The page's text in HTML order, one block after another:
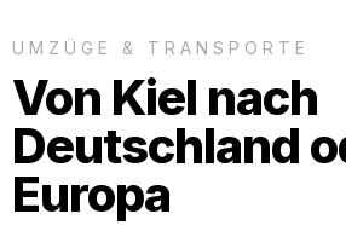
UMZÜGE & TRANSPORTE
Von Kiel nach
Deutschland
Europa